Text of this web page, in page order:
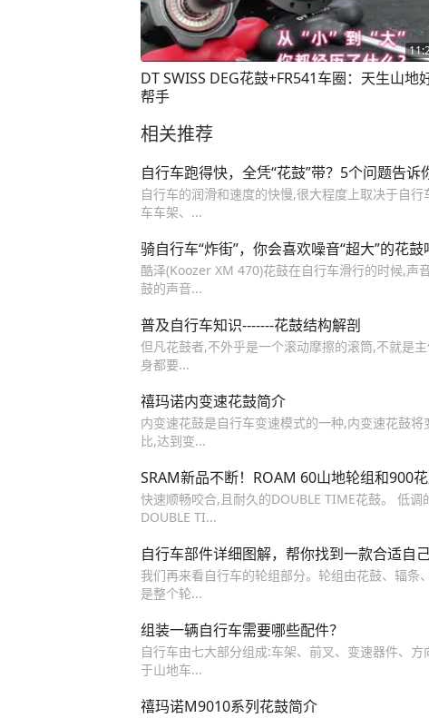
DT SWISS DEG花鼓+FR541车圈：天生山地
帮手
相关推荐
自行车跑得快，全凭“花鼓”带？5个问题告诉
自行车的润滑和速度的快慢,很大程度上取决于自
车车架、...
骑自行车“炸街”，你会喜欢噪音“超大”的花鼓
酷泽(Koozer XM 470)花鼓在自行车滑行的时候,声
鼓的声音...
普及自行车知识-------花鼓结构解剖
但凡花鼓者,不外乎是一个滚动摩擦的滚筒,不就是
身都要...
禧玛诺内变速花鼓简介
内变速花鼓是自行车变速模式的一种,内变速花鼓
比,达到变...
SRAM新品不断！ROAM 60山地轮组和900
快速顺畅咬合,且耐久的DOUBLE TIME花鼓。 低
DOUBLE TI...
自行车部件详细图解，帮你找到一款合适自
我们再来看自行车的轮组部分。轮组由花鼓、辐
是整个轮...
组装一辆自行车需要哪些配件？
自行车由七大部分组成:车架、前叉、变速器件、
于山地车...
禧玛诺M9010系列花鼓简介